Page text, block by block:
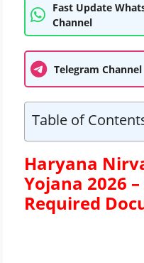
Fast Update
Channel
Telegram Channel
Table of
Haryana
Yojana 2026
Required